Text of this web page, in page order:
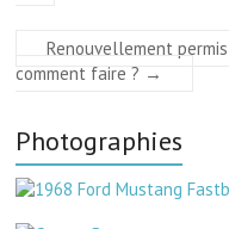
Renouvellement
comment faire ? →
Photographies